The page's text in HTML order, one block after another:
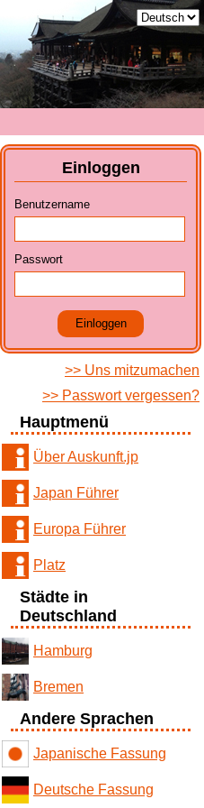
Einloggen
Benutzername
Passwort
Einloggen
Uns mitzumachen
Passwort vergessen?
Hauptmenü
Über Auskunft.jp
Japan Führer
Europa Führer
Platz
Städte in
Deutschland
Hamburg
Bremen
Andere Sprachen
Japanische Fassung
Deutsche Fassung